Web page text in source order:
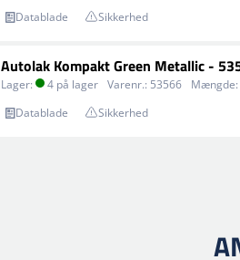
Datablade
Sikkerhed
Autolak Kompakt Green Metallic -
Lager: 4 på lager Varenr.: 53566 Mængde:
Datablade
Sikkerhed